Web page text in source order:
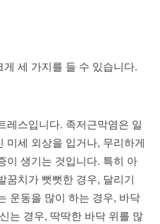
세 가지를 들 수 있습니다.
레스입니다. 족저근막염은 일
미세 외상을 입거나, 무리하게
이 생기는 것입니다. 특히 아
꿈치가 뻣뻣한 경우, 달리기
운동을 많이 하는 경우, 바닥
는 경우, 딱딱한 바닥 위를 많